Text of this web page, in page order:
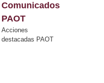
Comunicados
PAOT
Acciones
destacadas PAOT